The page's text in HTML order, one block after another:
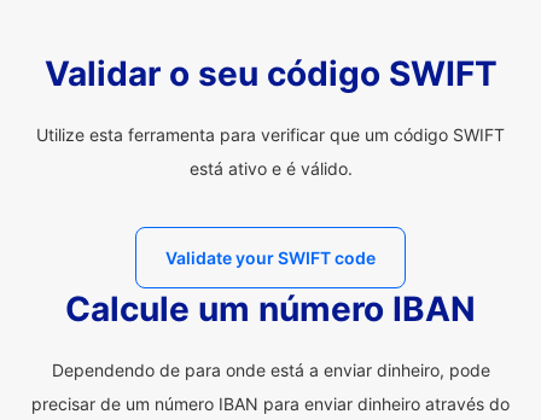
Validar o seu código SWIFT
Utilize esta ferramenta para verificar que um código SWIFT
está ativo e é válido.
Validate your SWIFT code
Calcule um número IBAN
Dependendo de para onde está a enviar dinheiro, pode
precisar de um número IBAN para enviar dinheiro através do